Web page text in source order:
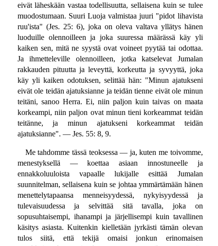
eivät läheskään vastaa todellisuutta, sellaisena kuin se tulee
muodostumaan. Suuri Luoja valmistaa juuri "pidot lihavista
ruu'ista" (Jes. 25: 6), joka on oleva valtava yllätys hänen
luoduille olennoilleen ja joka suuressa määrässä käy yli
kaiken sen, mitä ne syystä ovat voineet pyytää tai odottaa.
Ja ihmetteleville olennoilleen, jotka katselevat Jumalan
rakkauden pituutta ja leveyttä, korkeutta ja syvyyttä, joka
käy yli kaiken odotuksen, selittää hän: "Minun ajatukseni
eivät ole teidän ajatuksianne ja teidän tienne eivät ole minun
teitäni, sanoo Herra. Ei, niin paljon kuin taivas on maata
korkeampi, niin paljon ovat minun tieni korkeammat teidän
teitänne, ja minun ajatukseni korkeammat teidän
ajatuksianne". — Jes. 55: 8, 9.
Me tahdomme tässä teoksessa — ja, kuten me toivomme,
menestyksellä — koettaa asiaan innostuneelle ja
ennakkoluuloista vapaalle lukijalle esittää Jumalan
suunnitelman, sellaisena kuin se johtaa ymmärtämään hänen
menettelytapaansa menneisyydessä, nykyisyydessä ja
tulevaisuudessa ja selvittää sitä tavalla, joka on
sopusuhtaisempi, ihanampi ja järjellisempi kuin tavallinen
käsitys asiasta. Kuitenkin kielletään jyrkästi tämän olevan
tulos siitä, että tekijä omaisi jonkun erinomaisen